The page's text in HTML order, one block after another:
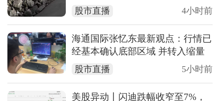
股市直播 4小时前
海通国际张忆东最新观点：行情已
经基本确认底部区域 并转入缩量
磨底和蓄势阶段
股市直播 5小时前
美股异动丨闪迪跌幅收窄至7%，